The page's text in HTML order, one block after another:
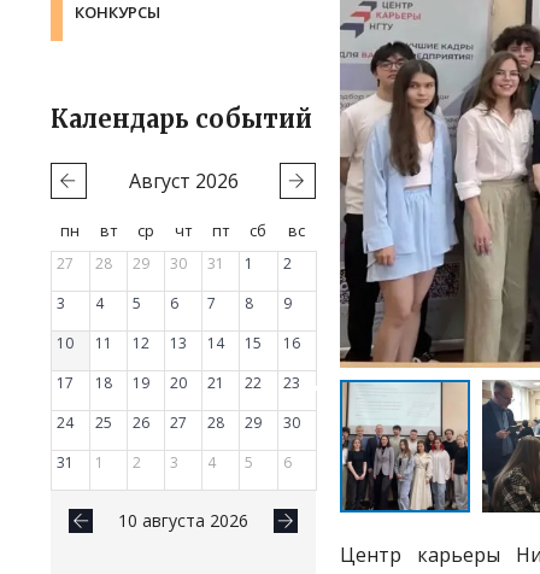
КОНКУРСЫ
Календарь событий
Август 2026
пн вт ср чт пт сб
вс
27
28 29 30 31 1
2
3
4 5 6 7 8
9
10
11 12 13 14 15
16
17
18 19 20 21 22
23
24
25 26 27 28 29
30
31
1 2 3 4 5 6
10 августа 2026
Центр карьеры